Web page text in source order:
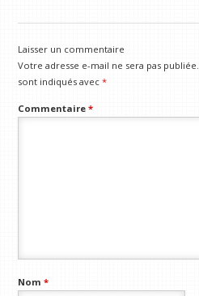
Laisser un commentaire
Votre adresse e-mail ne sera pas publiée.
sont indiqués avec*
Commentaire*
Nom*